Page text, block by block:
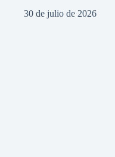
30 de julio de 2026